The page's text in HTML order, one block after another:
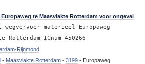
Europaweg te Maasvlakte Rotterdam voor ongeval
wegvervoer materieel Europaweg
Rotterdam ICnum 450266
Rijnmond
- Maasvlakte Rotterdam- 3199- Europaweg,